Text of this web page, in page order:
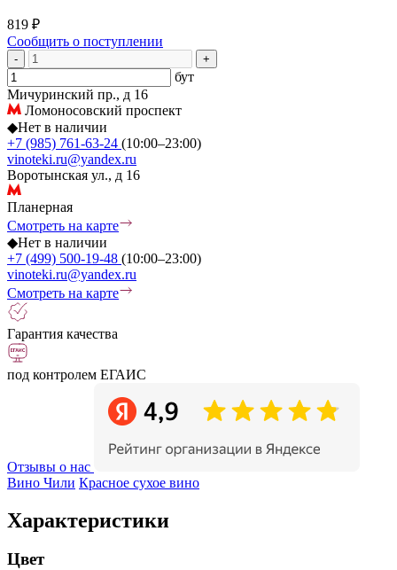
819 ₽
Сообщить о поступлении
- +
бут
Мичуринский пр., д 16
Ломоносовский проспект
◆Нет в наличии
+7 (985) 761-63-24 (10:00–23:00)
vinoteki.ru@yandex.ru
Воротынская ул., д 16
Планерная
Смотреть на карте
◆Нет в наличии
+7 (499) 500-19-48 (10:00–23:00)
vinoteki.ru@yandex.ru
Смотреть на карте
Гарантия качества
под контролем ЕГАИС
Отзывы о нас
Вино Чили Красное сухое вино
Характеристики
Цвет